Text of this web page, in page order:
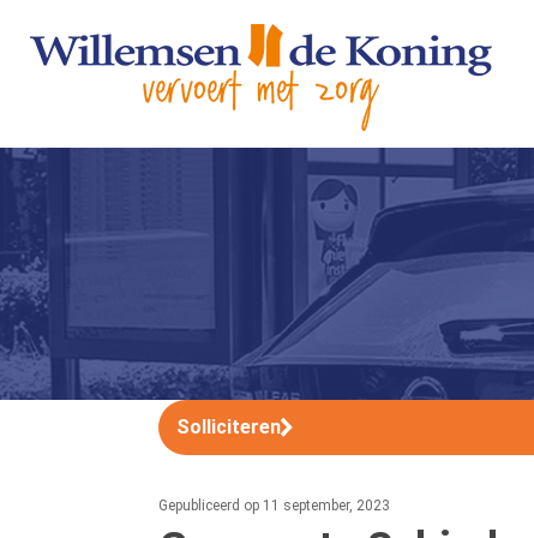
Solliciteren
Gepubliceerd op 11 september, 2023